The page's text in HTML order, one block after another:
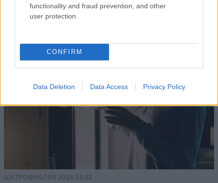
functionality and fraud prevention, and other
user protection.
CONFIRM
Data Deletion Data Access Privacy Policy
στο αντίθετο ρεύμα – Ακαριαία πέθαναν γιος
και μητέρα
ΔΙΑΤΡΟΦΗ 07·08·2026 08:32